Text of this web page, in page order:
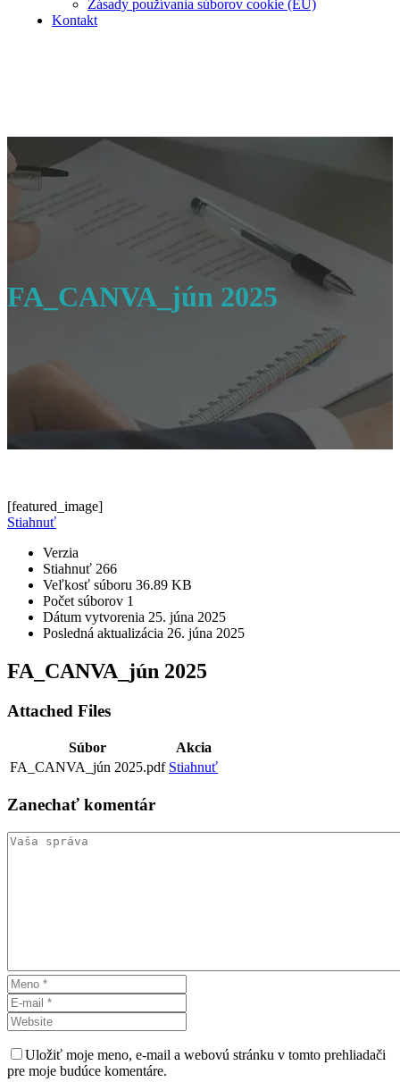
Zásady používania súborov cookie (EÚ)
Kontakt
FA_CANVA_jún 2025
[featured_image]
Stiahnuť
Verzia
Stiahnuť 266
Veľkosť súboru 36.89 KB
Počet súborov 1
Dátum vytvorenia 25. júna 2025
Posledná aktualizácia 26. júna 2025
FA_CANVA_jún 2025
Attached Files
Súbor
Akcia
FA_CANVA_jún 2025.pdf Stiahnuť
Zanechať komentár
Uložiť moje meno, e-mail a webovú stránku v tomto prehliadači
pre moje budúce komentáre.